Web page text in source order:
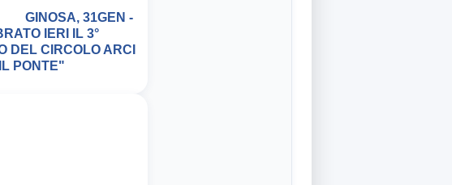
GINOSA, 31GEN -
IERI IL 3°
DEL CIRCOLO ARCI
PONTE"